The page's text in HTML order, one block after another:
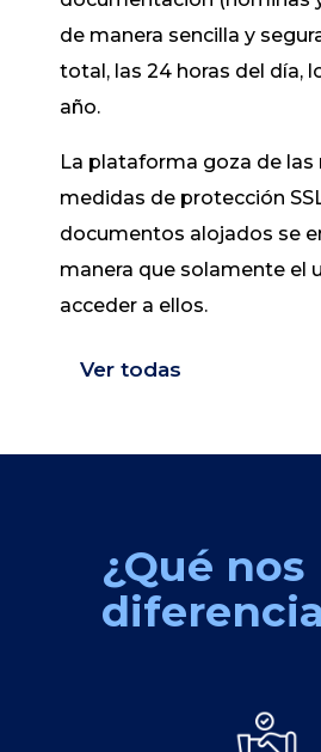
de manera sencilla y
total, las 24 horas del día,
año.
La plataforma goza de las
medidas de protección
documentos alojados se
manera que solamente el
acceder a ellos.
Ver todas
¿Qué nos